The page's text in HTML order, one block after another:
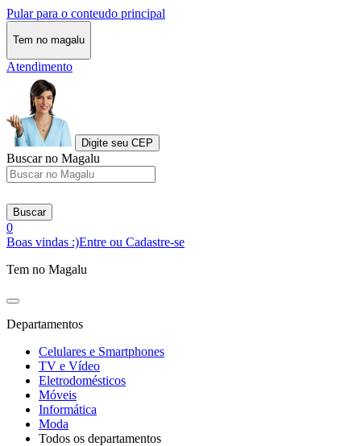
Pular para o conteudo principal
Tem no magalu
Atendimento
Digite seu CEP
Buscar no Magalu
Buscar
0
Boas vindas :)Entre ou Cadastre-se
Tem no Magalu
Departamentos
Celulares e Smartphones
TV e Vídeo
Eletrodomésticos
Móveis
Informática
Moda
Todos os departamentos